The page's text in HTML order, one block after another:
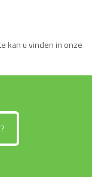
kan u vinden in onze